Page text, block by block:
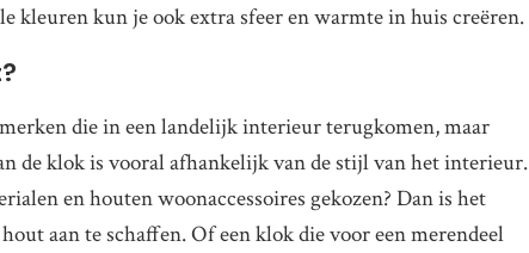
kleuren kun je ook extra sfeer en warmte in huis creëren.
die in een landelijk interieur terugkomen, maar
de klok is vooral afhankelijk van de stijl van het interieur.
en houten woonaccessoires gekozen? Dan is het
aan te schaffen. Of een klok die voor een merendeel